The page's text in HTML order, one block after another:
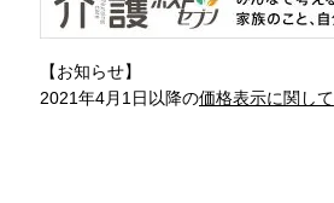
【お知らせ】
2021年4月1日以降の価格表示に関して